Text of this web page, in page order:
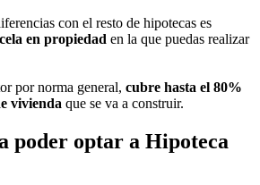
con el resto de hipotecas es
en propiedad en la que puedas realizar
por norma general, cubre hasta el 80%
vivienda que se va a construir.
poder optar a Hipoteca